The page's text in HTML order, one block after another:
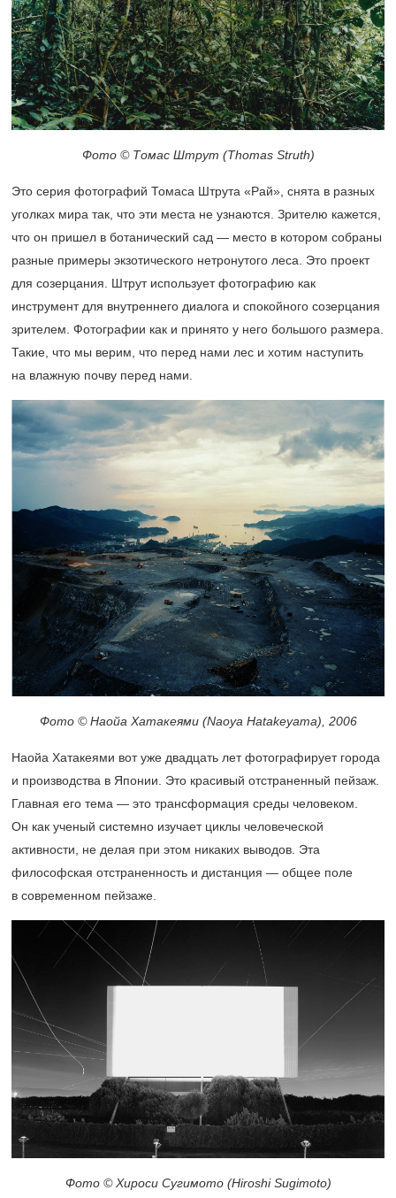
Фото © Томас Штрут (Thomas Struth)
Это серия фотографий Томаса Штрута «Рай», снята в разных
уголках мира так, что эти места не узнаются. Зрителю кажется,
что он пришел в ботанический сад — место в котором собраны
разные примеры экзотического нетронутого леса. Это проект
для созерцания. Штрут использует фотографию как
инструмент для внутреннего диалога и спокойного созерцания
зрителем. Фотографии как и принято у него большого размера.
Такие, что мы верим, что перед нами лес и хотим наступить
на влажную почву перед нами.
Фото © Наойа Хатакеями (Naoya Hatakeyama), 2006
Наойа Хатакеями вот уже двадцать лет фотографирует города
и производства в Японии. Это красивый отстраненный пейзаж.
Главная его тема — это трансформация среды человеком.
Он как ученый системно изучает циклы человеческой
активности, не делая при этом никаких выводов. Эта
философская отстраненность и дистанция — общее поле
в современном пейзаже.
Фото © Хироси Сугимото (Hiroshi Sugimoto)